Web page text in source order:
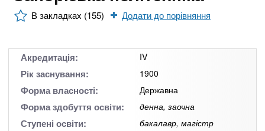
n
t
s За кордоном
В закладках (155) Додати до порівняння
Акредитація: IV
Рік заснування: 1900
Форма власності: Державна
Форма здобуття освіти: денна, заочна
Ступені освіти: бакалавр, магістр